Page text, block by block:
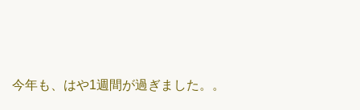
今年も、はや1週間が過ぎました。。